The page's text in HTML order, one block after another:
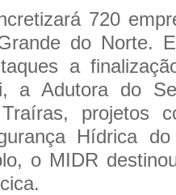
720
do Norte.
a
a Adutora do
projetos
Hídrica
o MIDR